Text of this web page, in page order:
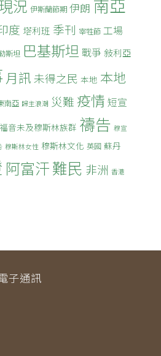
況 伊斯蘭節期 伊朗 南亞
度 塔利班 季刊 宰牲節 工場
斯坦 巴基斯坦 戰爭 敍利亞
月訊未得之民 本地 本地
南亞 歸主浪潮 災難 疫情 短宣
福音未及穆斯林族群 禱告 穆宣
穆斯林女性 穆斯林文化 英國 蘇丹
阿富汗難民 非洲 香港
子通訊